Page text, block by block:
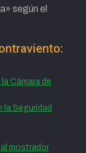
según el
Cámara de
la Seguridad
mostrador